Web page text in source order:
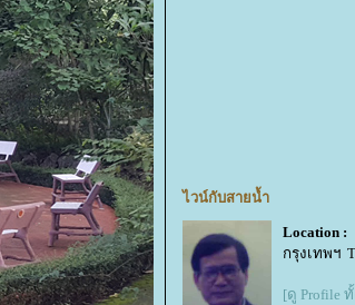
ไวน์กับสายน้ำ
Location :
กรุงเทพฯ
[ดู Profile